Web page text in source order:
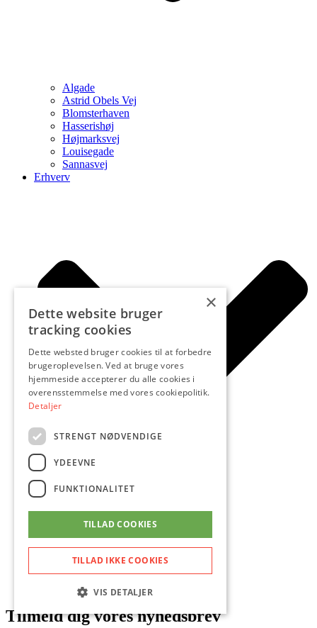
Algade
Astrid Obels Vej
Blomsterhaven
Hasserishøj
Højmarksvej
Louisegade
Sannasvej
Erhverv
Fuglevænget
Hasserisgaard Center
Hasserisvej
Hasseris Bymidte
Kong Christians Allé
Om KVG
Tilmeld dig vores nyhedsbrev
×
Dette website bruger
tracking cookies
Dette websted bruger cookies til at forbedre
brugeroplevelsen. Ved at bruge vores
hjemmeside accepterer du alle cookies i
overensstemmelse med vores cookiepolitik.
Detaljer
STRENGT NØDVENDIGE
YDEEVNE
FUNKTIONALITET
TILLAD COOKIES
TILLAD IKKE COOKIES
VIS DETALJER